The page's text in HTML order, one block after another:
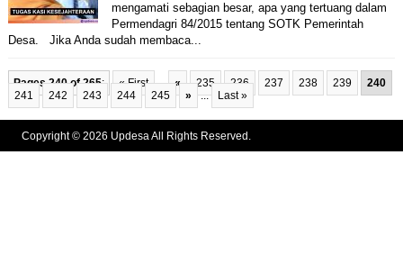
mengamati sebagian besar, apa yang tertuang dalam
Permendagri 84/2015 tentang SOTK Pemerintah
Desa. Jika Anda sudah membaca...
Pages 240 of 265: « First ... « 235 236 237 238 239
240
241
242 243 244 245 » ... Last »
Copyright © 2026 Updesa All Rights Reserved.